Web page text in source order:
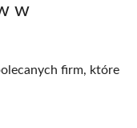
w
firm, które